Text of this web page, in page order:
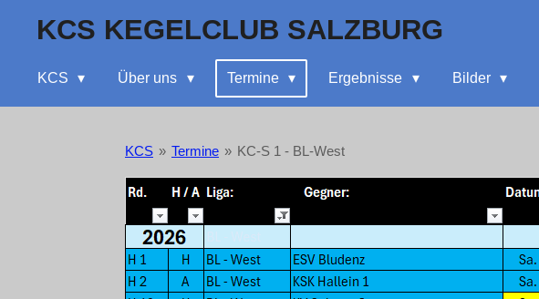
springen
KCS KEGELCLUB SALZBURG
KCS Über uns Termine Ergebnisse Bilder
KCS » Termine » KC-S 1 - BL-West